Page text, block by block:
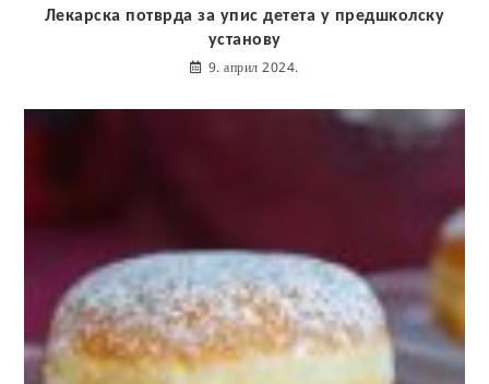
Лекарска потврда за упис детета у предшколску
установу
9. април 2024.